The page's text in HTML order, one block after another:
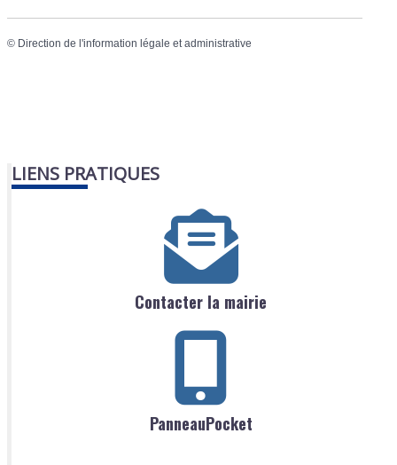
© Direction de l'information légale et administrative
LIENS PRATIQUES
Contacter la mairie
PanneauPocket